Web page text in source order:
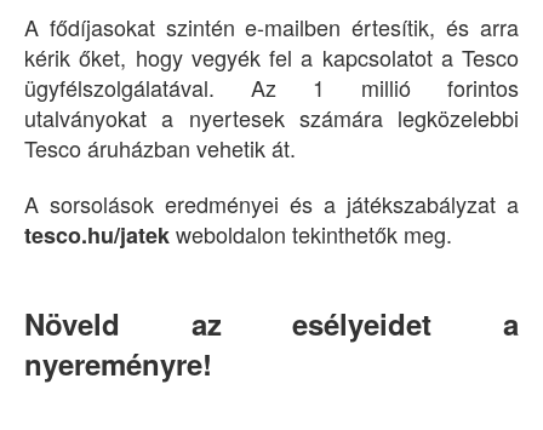
A fődíjasokat szintén e-mailben értesítik, és arra
kérik őket, hogy vegyék fel a kapcsolatot a Tesco
ügyfélszolgálatával. Az 1 millió forintos
utalványokat a nyertesek számára legközelebbi
Tesco áruházban vehetik át.
A sorsolások eredményei és a játékszabályzat a
tesco.hu/jatekweboldalon tekinthetők meg.
Növeld az esélyeidet a
nyereményre!